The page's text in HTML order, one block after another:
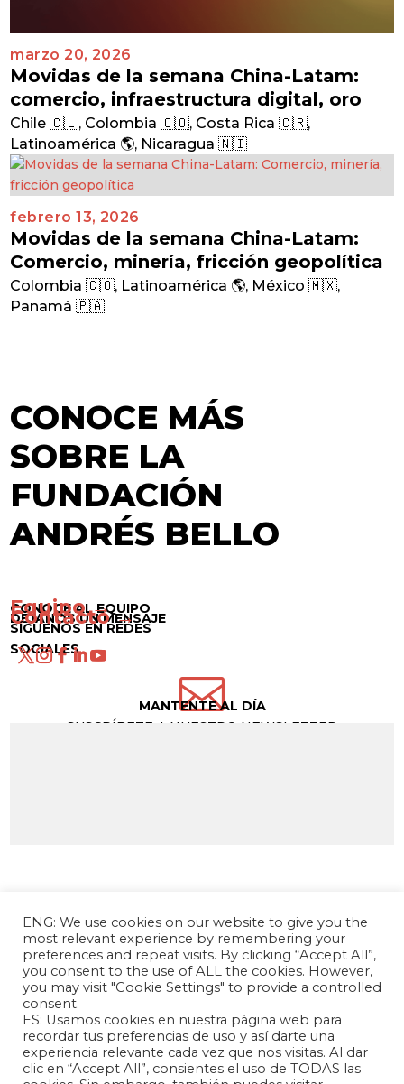
marzo 20, 2026
Movidas de la semana China-Latam:
comercio, infraestructura digital, oro
Chile 🇨🇱, Colombia 🇨🇴, Costa Rica 🇨🇷,
Latinoamérica 🌎, Nicaragua 🇳🇮
febrero 13, 2026
Movidas de la semana China-Latam:
Comercio, minería, fricción geopolítica
Colombia 🇨🇴, Latinoamérica 🌎, México 🇲🇽,
Panamá 🇵🇦
CONOCE MÁS
SOBRE LA
FUNDACIÓN
ANDRÉS BELLO
CONOCE AL EQUIPO
Equipo →
DÉJANOS UN MENSAJE
Contacto →
SÍGUENOS EN REDES
SOCIALES

MANTENTE AL DÍA
SUSCRÍBETE A NUESTRO NEWSLETTER
La Fundación Andrés Bello – Centro de
Investigación Chino Latinoamericano es una
entidad sin fines de lucro, de carácter
independiente, dedicada a la investigación y
ENG: We use cookies on our website to give you the
most relevant experience by remembering your
preferences and repeat visits. By clicking “Accept All”,
you consent to the use of ALL the cookies. However,
you may visit "Cookie Settings" to provide a controlled
consent.
ES: Usamos cookies en nuestra página web para
recordar tus preferencias de uso y así darte una
experiencia relevante cada vez que nos visitas. Al dar
clic en “Accept All”, consientes el uso de TODAS las